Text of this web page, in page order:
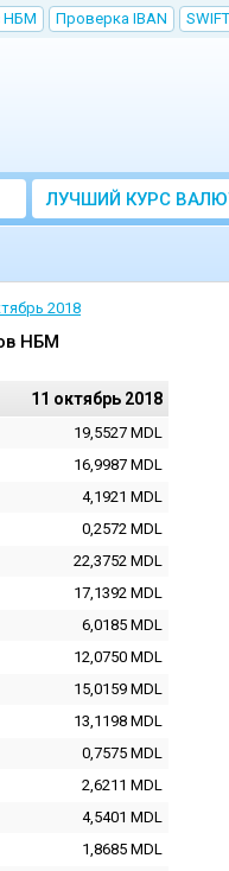
НБМ Проверка IBAN
ЛУЧШИЙ КУРС
МОЛДОВЫ
2018
НБМ
11 октябрь 2018
19,5527 MDL
16,9987 MDL
4,1921 MDL
0,2572 MDL
22,3752 MDL
17,1392 MDL
6,0185 MDL
12,0750 MDL
15,0159 MDL
13,1198 MDL
0,7575 MDL
2,6211 MDL
4,5401 MDL
1,8685 MDL